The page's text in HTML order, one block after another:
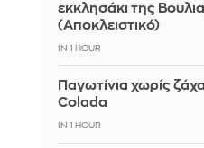
εκκλησάκι της
(Αποκλειστικό)
IN 1 HOUR
Παγωτίνια χωρίς
Colada
IN 1 HOUR